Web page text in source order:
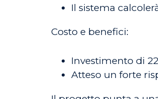
Il sistema
Costo e benefici:
Investimento di
Atteso un forte